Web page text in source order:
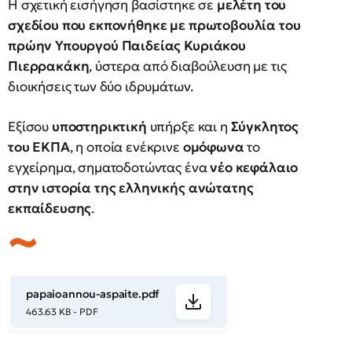
Η σχετική εισήγηση βασίστηκε σε μελέτη του
σχεδίου που εκπονήθηκε με πρωτοβουλία του
πρώην Υπουργού Παιδείας Κυριάκου
Πιερρακάκη, ύστερα από διαβούλευση με τις
διοικήσεις των δύο ιδρυμάτων.
Εξίσου υποστηρικτική υπήρξε και η Σύγκλητος
του ΕΚΠΑ, η οποία ενέκρινε ομόφωνατο
εγχείρημα, σηματοδοτώντας ένανέο κεφάλαιο
στην ιστορία της ελληνικής ανώτατης
εκπαίδευσης.
papaioannou-aspaite.pdf
463.63 KB - PDF